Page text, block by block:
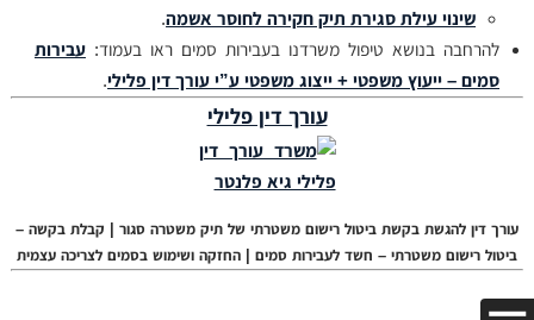
שינוי עילת סגירת תיק חקירה לחוסר אשמה.
להרחבה בנושא טיפול משרדנו בעבירות סמים ראו בעמוד:עבירות
סמים – ייעוץ משפטי + ייצוג משפטי ע”י עורך דין פלילי.
עורך דין פלילי
עורך דין להגשת בקשת ביטול רישום משטרתי של תיק משטרה סגור | קבלת בקשה –
ביטול רישום משטרתי – חשד לעבירות סמים | החזקה ושימוש בסמים לצריכה עצמית